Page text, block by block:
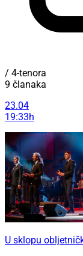
/ 4-tenora
9 članaka
23.04
19:33h
U sklopu